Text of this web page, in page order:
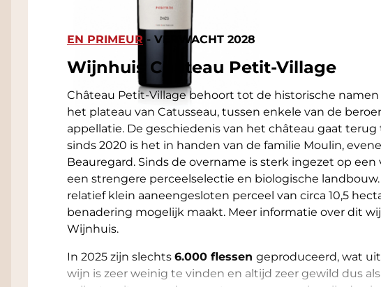
Omschrijving
EN PRIMEUR - VERWACHT 2028
Wijnhuis Château Petit-Village
Château Petit-Village behoort tot de historische
het plateau van Catusseau, tussen enkele van de
appellatie. De geschiedenis van het château gaat
sinds 2020 is het in handen van de familie Moulin,
Beauregard. Sinds de overname is sterk ingezet op
een strengere perceelselectie en biologische
relatief klein aaneengesloten perceel van circa 10,5
benadering mogelijk maakt. Meer informatie over dit
Wijnhuis.
In 2025 zijn slechts 6.000 flessen geproduceerd, wat
wijn is zeer weinig te vinden en altijd zeer gewild dus